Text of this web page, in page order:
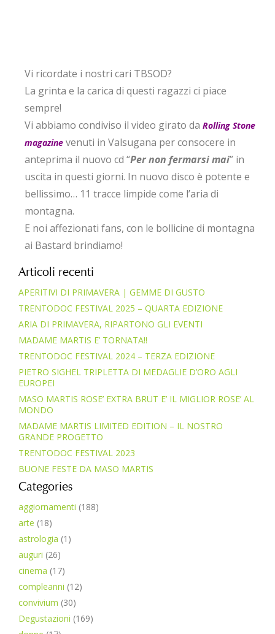
Vi ricordate i nostri cari TBSOD?
La grinta e la carica di questi ragazzi ci piace
sempre!
Vi abbiamo condiviso il video girato da Rolling Stone
magazine venuti in Valsugana per consocere in
anteprima il nuovo cd “Per non fermarsi mai” in
uscita in questi giorni. In nuovo disco è potente e
bellissimo… 11 tracce limpide come l’aria di
montagna.
E noi affezionati fans, con le bollicine di montagna
ai Bastard brindiamo!
Articoli recenti
APERITIVI DI PRIMAVERA | GEMME DI GUSTO
TRENTODOC FESTIVAL 2025 – QUARTA EDIZIONE
ARIA DI PRIMAVERA, RIPARTONO GLI EVENTI
MADAME MARTIS E’ TORNATA!!
TRENTODOC FESTIVAL 2024 – TERZA EDIZIONE
PIETRO SIGHEL TRIPLETTA DI MEDAGLIE D’ORO AGLI
EUROPEI
MASO MARTIS ROSE’ EXTRA BRUT E’ IL MIGLIOR ROSE’ AL
MONDO
MADAME MARTIS LIMITED EDITION – IL NOSTRO
GRANDE PROGETTO
TRENTODOC FESTIVAL 2023
BUONE FESTE DA MASO MARTIS
Categories
aggiornamenti (188)
arte (18)
astrologia (1)
auguri (26)
cinema (17)
compleanni (12)
convivium (30)
Degustazioni (169)